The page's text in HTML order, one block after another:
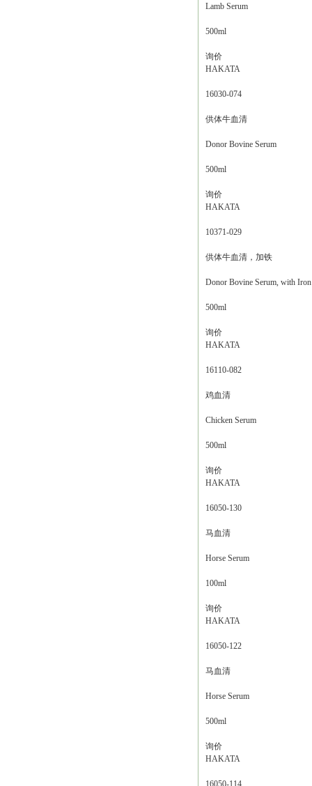
Lamb Serum
500ml
询价
HAKATA
16030-074
供体牛血清
Donor Bovine Serum
500ml
询价
HAKATA
10371-029
供体牛血清，加铁
Donor Bovine Serum, with Iron
500ml
询价
HAKATA
16110-082
鸡血清
Chicken Serum
500ml
询价
HAKATA
16050-130
马血清
Horse Serum
100ml
询价
HAKATA
16050-122
马血清
Horse Serum
500ml
询价
HAKATA
16050-114